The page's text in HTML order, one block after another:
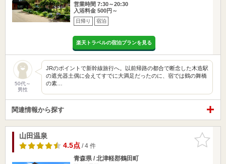
営業時間 7:30～20:30
入浴料金 500円～
日帰り 宿泊
楽天トラベルの宿泊プランを見る
50代～
男性
JRのポイントで新幹線旅行へ。以前帰路の都合で断念した木造駅
の遮光器土偶に会えてすでに大満足だったのに、宿では鶴の舞橋
の素…
関連情報から探す
お気に入
りに追加
山田温泉
4.5点/ 4 件
青森県 / 北津軽郡鶴田町